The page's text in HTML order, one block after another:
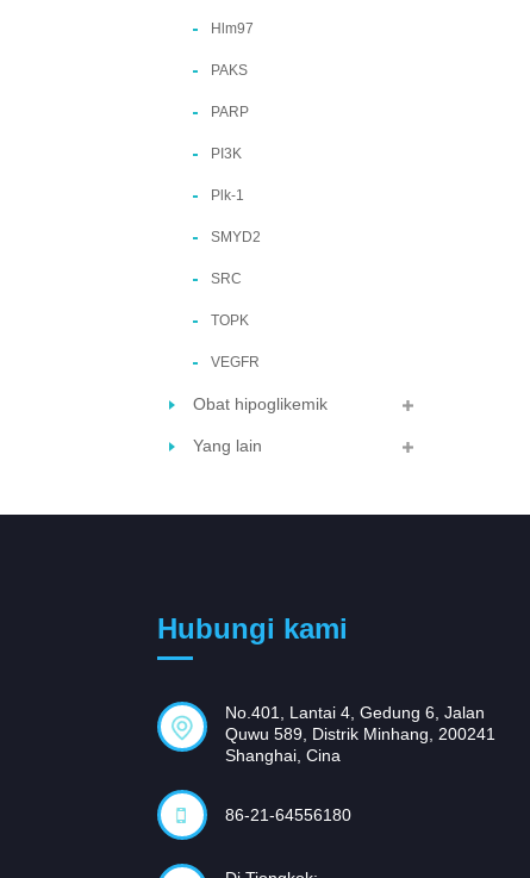
Hlm97
PAKS
PARP
PI3K
Plk-1
SMYD2
SRC
TOPK
VEGFR
Obat hipoglikemik
Yang lain
Hubungi kami
No.401, Lantai 4, Gedung 6, Jalan
Quwu 589, Distrik Minhang, 200241
Shanghai, Cina
86-21-64556180